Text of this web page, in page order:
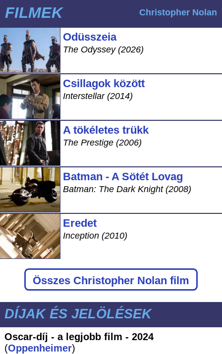
FILMEK Christopher Nolan
Odüsszeia
The Odyssey (2026)
Csillagok között
Interstellar (2014)
A tökéletes trükk
The Prestige (2006)
Batman - A Sötét Lovag
Batman: The Dark Knight (2008)
Eredet
Inception (2010)
Összes Christopher Nolan film
DÍJAK ÉS JELÖLÉSEK
Oscar-díj - a legjobb film - 2024
(Oppenheimer)